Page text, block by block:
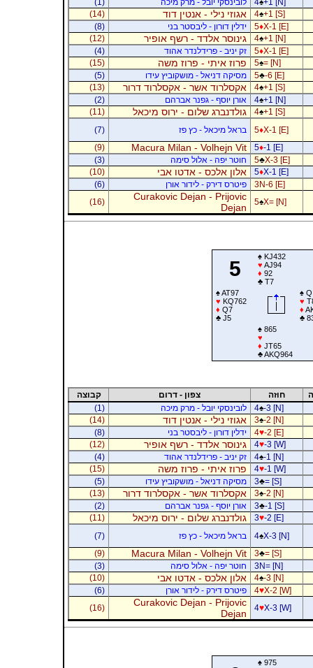
4♠+1 [S] אגוזי נילי - אנטין דוד
(14)
5♦X-1 [E] ידלין דורון - ליבסטר בני
(8)
4♠+1 [N] גינוסר אלדד - רשף אופיר
(12)
5♦X-1 [E] זק יניב - פרידלנדר אהוד
(4)
5♠= [N] פרוז איתי - פרוז משה
(15)
5♣-6 [E] מסיקה דניאל - מושקוביץ עידו
(5)
4♠+1 [S] אקסלרוד אשר - אקסלרוד דרור
(13)
4♠+1 [N] אורן יוסף - גפנר אברהם
(2)
4♠+1 [S] גולדנברג שלום - ירוס מיכאל
(11)
5♦X-1 [E] בראל מיכאל - כץ פז
(7)
5♦-1 [E]
Macura Milan - Volhejn Vit
(9)
5♣X-3 [E] חוטר יפה - אלול סימה
(3)
5♦X-1 [E] אלון אלכס - אדטו אבי
(10)
3N-6 [E]
פיטרס דירק - לידור אורן
(6)
5♠X= [N]
Curakovic Dejan - Prijovic
Dejan
(16)
5
♠KJ432
♥ AJ94
♦ 92
♣T7
♠AT97
♥ KQ762
♦ Q7
♣J5
♠Q
♥
♦
♣
♠865
♥
♦ JT65
♣AKQ964
חוזה צפון - דרום
קבוצה
4♠-3 [N] לובינסקי יובל - מרק מיכה
(1)
3♠-2 [N] אגוזי נילי - אנטין דוד
(14)
4♥-2 [E] ידלין דורון - ליבסטר בני
(8)
4♥-3 [W] גינוסר אלדד - רשף אופיר
(12)
4♠-1 [N] זק יניב - פרידלנדר אהוד
(4)
4♥-1 [W] פרוז איתי - פרוז משה
(15)
3♣= [S] מסיקה דניאל - מושקוביץ עידו
(5)
3♠-2 [N] אקסלרוד אשר - אקסלרוד דרור
(13)
3♣-1 [S] אורן יוסף - גפנר אברהם
(2)
3♥-2 [E] גולדנברג שלום - ירוס מיכאל
(11)
4♠X-3 [N] בראל מיכאל - כץ פז
(7)
3♣= [S]
Macura Milan - Volhejn Vit
(9)
3N= [N]
חוטר יפה - אלול סימה
(3)
4♠-3 [N] אלון אלכס - אדטו אבי
(10)
4♥X-2 [W] פיטרס דירק - לידור אורן
(6)
4♥X-3 [W]
Curakovic Dejan - Prijovic
Dejan
(16)
♠975